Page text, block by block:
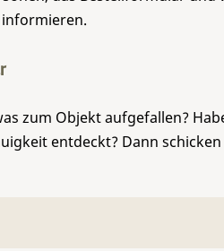
zum Objekt aufgefallen?
entdeckt? Dann